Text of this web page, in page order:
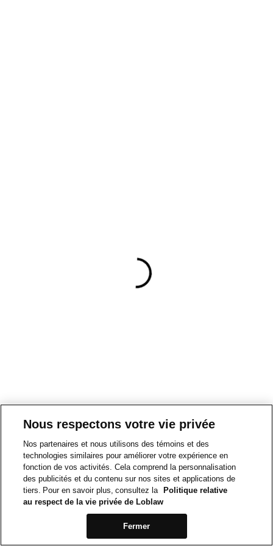
Nous respectons votre vie privée
Nos partenaires et nous utilisons des témoins et des
technologies similaires pour améliorer votre expérience en
fonction de vos activités. Cela comprend la personnalisation
des publicités et du contenu sur nos sites et applications de
tiers. Pour en savoir plus, consultez la
Politique relative
au respect de la vie privée de Loblaw
Fermer